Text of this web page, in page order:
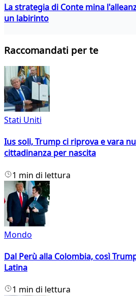
La strategia di Conte mina
un labirinto
Raccomandati per te
Stati Uniti
Ius soli, Trump ci riprova e vara
cittadinanza per nascita
1 min di lettura
Mondo
Dal Perù alla Colombia, così
Latina
1 min di lettura